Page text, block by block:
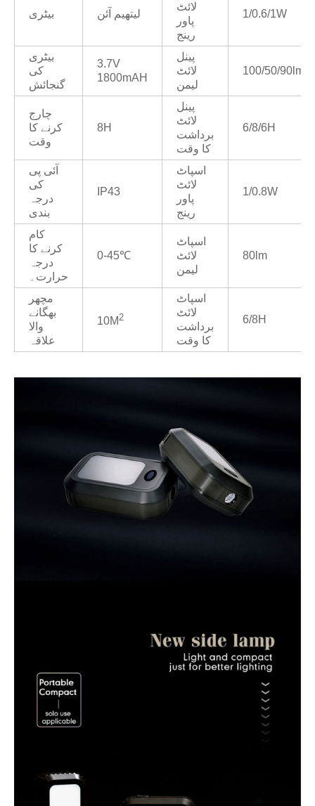
بیٹری لیتھیم آئن
لائٹ
پاور
رینج
1/0.6/1W
بیٹری
کی
گنجائش
3.7V
1800mAH
پینل
لائٹ
لیمن
100/50/90lm
چارج
کرنے کا
وقت
8H
پینل
لائٹ
برداشت
کا وقت
6/8/6H
آئی پی
کی
درجہ
بندی
IP43
اسپاٹ
لائٹ
پاور
رینج
1/0.8W
کام
کرنے کا
درجہ
حرارت۔
0-45℃
اسپاٹ
لائٹ
لیمن
80lm
مچھر
بھگانے
والا
علاقہ
10M2
اسپاٹ
لائٹ
برداشت
کا وقت
6/8H